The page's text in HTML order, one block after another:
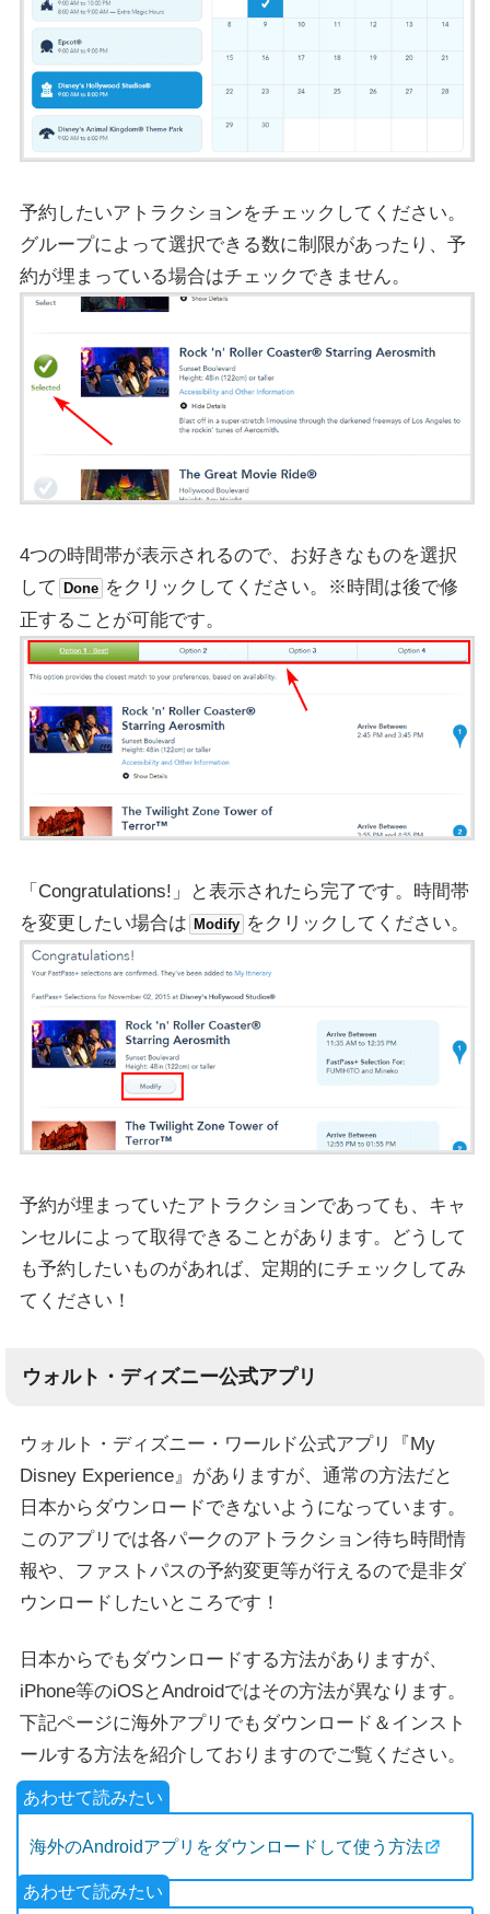
予約したいアトラクションをチェックしてください。
グループによって選択できる数に制限があったり、予
約が埋まっている場合はチェックできません。
4つの時間帯が表示されるので、お好きなものを選択
して
Done をクリックしてください。※時間は後で修
正することが可能です。
「Congratulations!」と表示されたら完了です。時間帯
を変更したい場合は Modify をクリックしてください。
予約が埋まっていたアトラクションであっても、キャ
ンセルによって取得できることがあります。どうして
も予約したいものがあれば、定期的にチェックしてみ
てください！
ウォルト・ディズニー公式アプリ
ウォルト・ディズニー・ワールド公式アプリ『My
Disney Experience』がありますが、通常の方法だと
日本からダウンロードできないようになっています。
このアプリでは各パークのアトラクション待ち時間情
報や、ファストパスの予約変更等が行えるので是非ダ
ウンロードしたいところです！
日本からでもダウンロードする方法がありますが、
iPhone等のiOSとAndroidではその方法が異なります。
下記ページに海外アプリでもダウンロード＆インスト
ールする方法を紹介しておりますのでご覧ください。
海外のAndroidアプリをダウンロードして使う方法